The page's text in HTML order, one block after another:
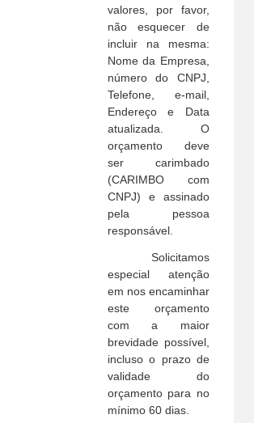
valores, por favor,
não esquecer de
incluir na mesma:
Nome da Empresa,
número do CNPJ,
Telefone, e-mail,
Endereço e Data
atualizada. O
orçamento deve
ser carimbado
(CARIMBO com
CNPJ) e assinado
pela pessoa
responsável.
Solicitamos
especial atenção
em nos encaminhar
este orçamento
com a maior
brevidade possível,
incluso o prazo de
validade do
orçamento para no
mínimo 60 dias.